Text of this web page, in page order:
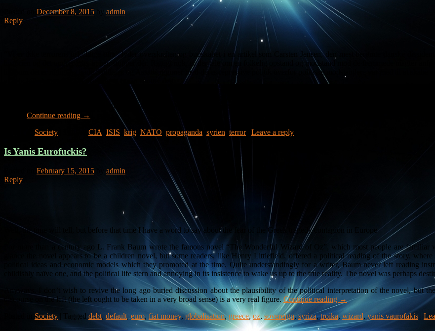
December 8, 2015
admin
Reply
“Vi er ikke terrorens uskyldige ofre” lyder overskriften og budskabet i en artikel som Carsten Jensen, den mest berømte danske
historien og det undrer mig, at han stopper dér. Rigtigt nok, er der tale om en folkelig opstand og modstand mod de fremmede magter
ligesom det er rigtigt, at både Saddams og Assads regimer med deres repressive politik overfor politiske modstandere var med til at skabe
at hele billedet ændrer sig markant når man spotter dem.
Amerikanerne og deres allierede (først og fremmest UK og Danmark) er mildt sagt blevet upopulære i de krigshærgede lande og af
mål. Når man rejser 5-6 tusinder kilometer væk fra sit eget land med våben i hænderne og begynder at skyde på folk, det mindste man
Continue reading →
Society CIA ISIS krig NATO propaganda syrien terror Leave a reply
Is Yanis Eurofuckis?
February 15, 2015
admin
Reply
Well, the time will tell, but before that time I have a word to say about the fear of the Greek tragedy contagion in Europe
For more than a century ago L. Frank Baum wrote the famous novel “The Wonderful Wizard of Oz”, which most people are
glance the novel appears to be a children novel, but some readers, like Henry Littlefield, offered a political reading of the story,
political ideas and economic models which they promoted at the time. Quite understandingly for a writer, Baum never left reading
childishly naïve one, and the political life stern and annoying in its insistence to wake us up to the true reality. The novel was perhaps
Anyways, I don’t wish to revive the long ago buried discussion about the plausibility of the political interpretation of the novel, but
discourse on the left (the left ought to be taken in a very broad sense) is a very real figure.Continue reading →
Society Tagged debt, default, euro, fiat money,globalisation, greece,oz,sovereign, syriza,troika, wizard, yanis vaurofakis |